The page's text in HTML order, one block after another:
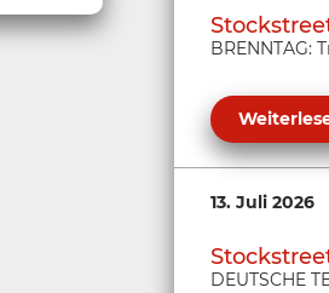
BRENNTAG:
13. Juli 2026
DEUTSCHE